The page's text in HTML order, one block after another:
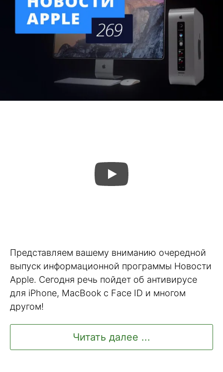
Представляем вашему вниманию очередной
выпуск информационной программы Новости
Apple. Сегодня речь пойдет об антивирусе
для iPhone, MacBook с Face ID и многом
другом!
Читать далее ...